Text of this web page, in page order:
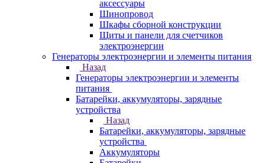
аксессуары
Шинопровод
Шкафы сборной конструкции
Щиты и панели для счетчиков
электроэнергии
Генераторы электроэнергии и элементы питания
Назад
Генераторы электроэнергии и элементы
питания
Батарейки, аккумуляторы, зарядные
устройства
Назад
Батарейки, аккумуляторы, зарядные
устройства
Аккумуляторы